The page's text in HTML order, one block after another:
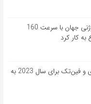
سریع‌ترین قطار سوخت هیدروژنی جهان با سرعت 160
کار کرد
پنج پیش‌بینی در مورد بانکداری و فین‌تک برای سال 2023 به